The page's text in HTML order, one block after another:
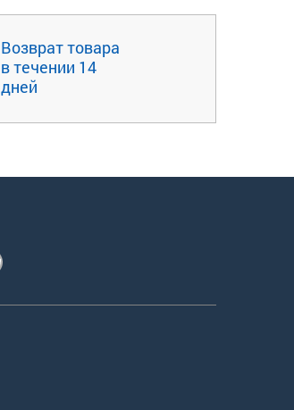
Возврат товара
в течении 14
дней